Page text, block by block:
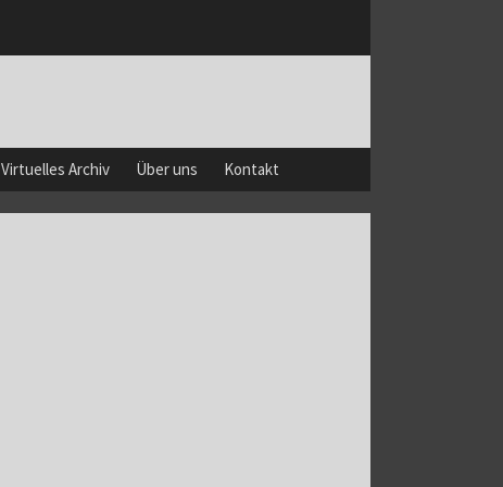
Virtuelles Archiv Über uns Kontakt